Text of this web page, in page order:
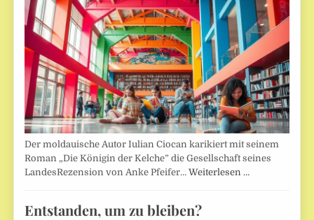
Der moldauische Autor Iulian Ciocan karikiert mit seinem
Roman „Die Königin der Kelche” die Gesellschaft seines
LandesRezension von Anke Pfeifer…Weiterlesen …
Entstanden, um zu bleiben?